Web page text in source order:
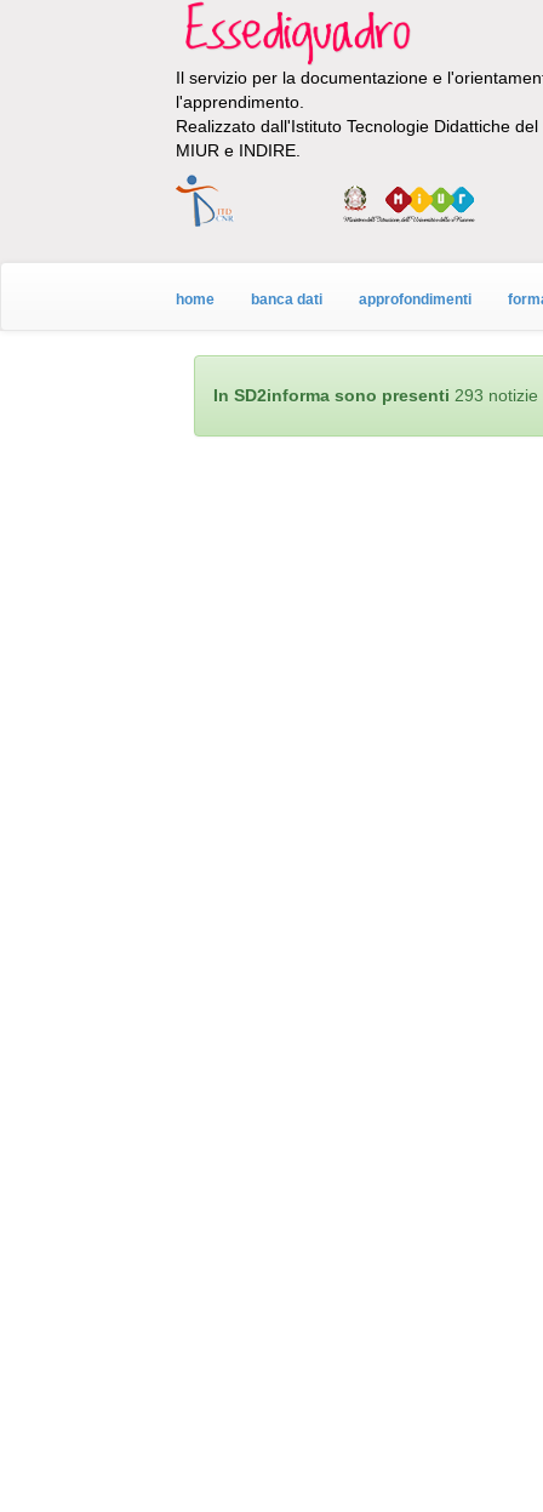
Il servizio per la documentazione e
l'apprendimento.
Realizzato dall'Istituto Tecnologie Didattiche
MIUR e INDIRE.
home banca dati approfondimenti
In SD2informa sono presenti 293 notizie